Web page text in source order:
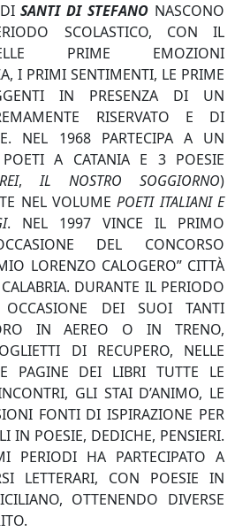
DISANTI DI STEFANO NASCONO
SCOLASTICO, CON IL
PRIME EMOZIONI
I PRIMI SENTIMENTI, LE PRIME
IN PRESENZA DI UN
RISERVATO E DI
NEL 1968 PARTECIPA A UN
POETI A CATANIA E 3 POESIE
,IL NOSTRO SOGGIORNO)
NEL VOLUMEPOETI ITALIANI E
. NEL 1997 VINCE IL PRIMO
DEL CONCORSO
LORENZO CALOGERO” CITTÀ
DURANTE IL PERIODO
OCCASIONE DEI SUOI TANTI
IN AEREO O IN TRENO,
DI RECUPERO, NELLE
PAGINE DEI LIBRI TUTTE LE
GLI STAI D’ANIMO, LE
FONTI DI ISPIRAZIONE PER
IN POESIE, DEDICHE, PENSIERI.
PERIODI HA PARTECIPATO A
LETTERARI, CON POESIE IN
OTTENENDO DIVERSE